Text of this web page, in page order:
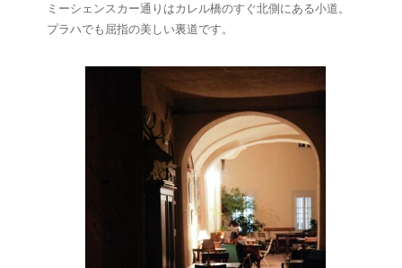
ミーシェンスカー通りはカレル橋のすぐ北側にある小道。
プラハでも屈指の美しい裏道です。